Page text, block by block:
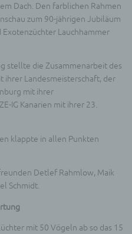
Dach. Den farblichen Rahmen
zum 90-jährigen Jubiläum
Exotenzüchter Lauchhammer
stellte die Zusammenarbeit des
ihrer Landesmeisterschaft, der
mit ihrer
IG Kanarien mit ihrer 23.
klappte in allen Punkten
Detlef Rahmlow, Maik
Schmidt.
mit 50 Vögeln ab so das 15